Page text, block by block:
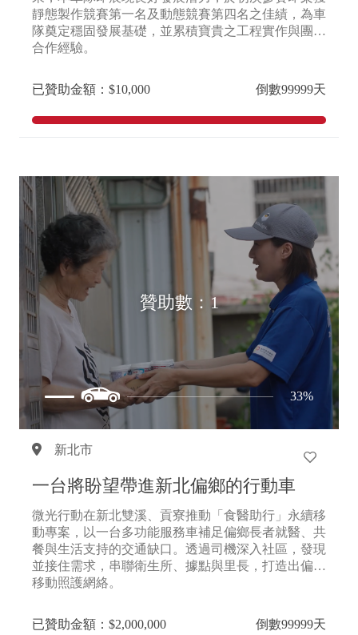
靜態製作競賽第一名及動態競賽第四名之佳績，為車
隊奠定穩固發展基礎，並累積寶貴之工程實作與團隊
合作經驗。
已贊助金額：$10,000 倒數99999天
贊助數：1
33%
新北市
一台將盼望帶進新北偏鄉的行動車
微光行動在新北雙溪、貢寮推動「食醫助行」永續移
動專案，以一台多功能服務車補足偏鄉長者就醫、共
餐與生活支持的交通缺口。透過司機深入社區，發現
並接住需求，串聯衛生所、據點與里長，打造出偏鄉
移動照護網絡。
已贊助金額：$2,000,000 倒數99999天